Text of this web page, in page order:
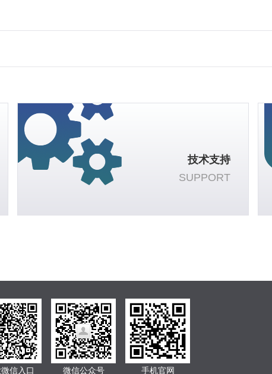
技术支持
SUPPORT
信入口 微信公众号 手机官网